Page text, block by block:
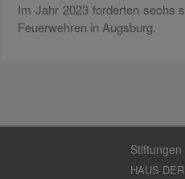
Im Jahr 2023 forderten sechs
Feuerwehren in Augsburg.
Stiftungen
HAUS